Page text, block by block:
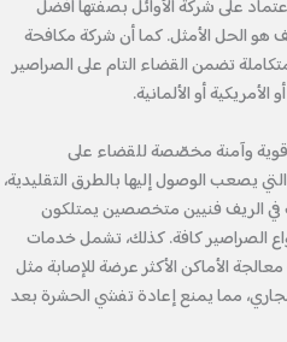
على شركة الأوائل بصفتها أفضل
هو الحل الأمثل. كما أن شركة مكافحة
تضمن القضاء التام على الصراصير
أو الألمانية.
وآمنة مخصّصة للقضاء على
يصعب الوصول إليها بالطرق التقليدية،
الريف فنيين متخصصين يمتلكون
الصراصير كافة. كذلك، تشمل خدمات
الأماكن الأكثر عرضة للإصابة مثل
مما يمنع إعادة تفشي الحشرة بعد